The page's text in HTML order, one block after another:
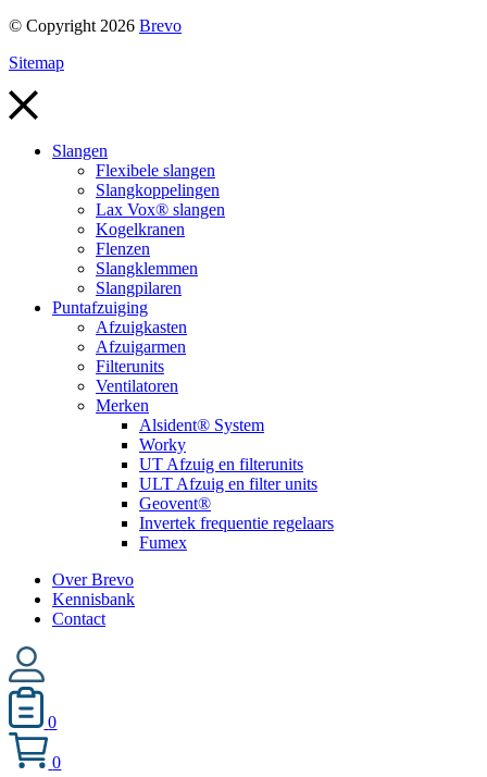
© Copyright 2026 Brevo
Sitemap
Slangen
Flexibele slangen
Slangkoppelingen
Lax Vox® slangen
Kogelkranen
Flenzen
Slangklemmen
Slangpilaren
Puntafzuiging
Afzuigkasten
Afzuigarmen
Filterunits
Ventilatoren
Merken
Alsident® System
Worky
UT Afzuig en filterunits
ULT Afzuig en filter units
Geovent®
Invertek frequentie regelaars
Fumex
Over Brevo
Kennisbank
Contact
0
0